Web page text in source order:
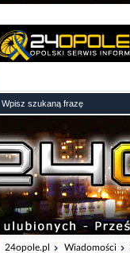
24opole.pl Wiadomości